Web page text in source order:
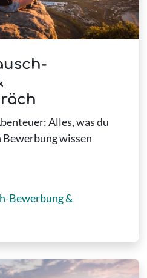
Alles, was du
wissen
Bewerbung &